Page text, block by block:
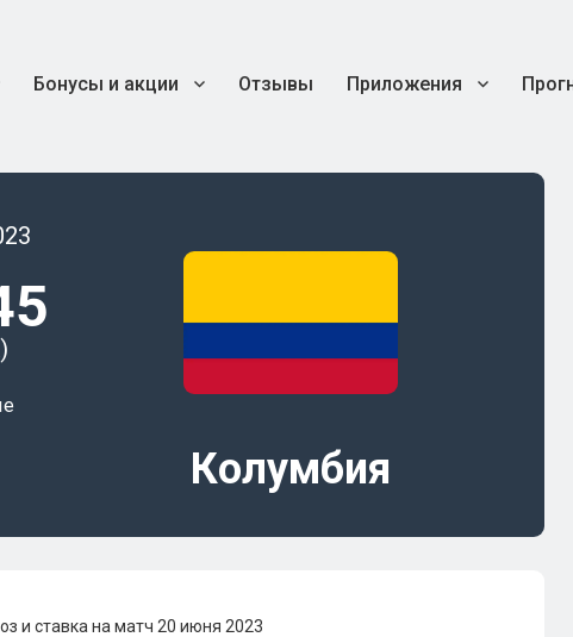
Бонусы и акции Отзывы Приложения
Колумбия
и ставка на матч 20 июня 2023